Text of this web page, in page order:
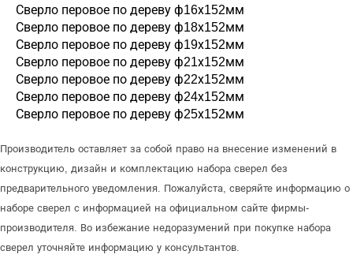
Сверло перовое по дереву ф16х152мм
Сверло перовое по дереву ф18х152мм
Сверло перовое по дереву ф19х152мм
Сверло перовое по дереву ф21х152мм
Сверло перовое по дереву ф22х152мм
Сверло перовое по дереву ф24х152мм
Сверло перовое по дереву ф25х152мм
Производитель оставляет за собой право на внесение изменений в
конструкцию, дизайн и комплектацию набора сверел без
предварительного уведомления. Пожалуйста, сверяйте информацию о
наборе сверел с информацией на официальном сайте фирмы-
производителя. Во избежание недоразумений при покупке набора
сверел уточняйте информацию у консультантов.